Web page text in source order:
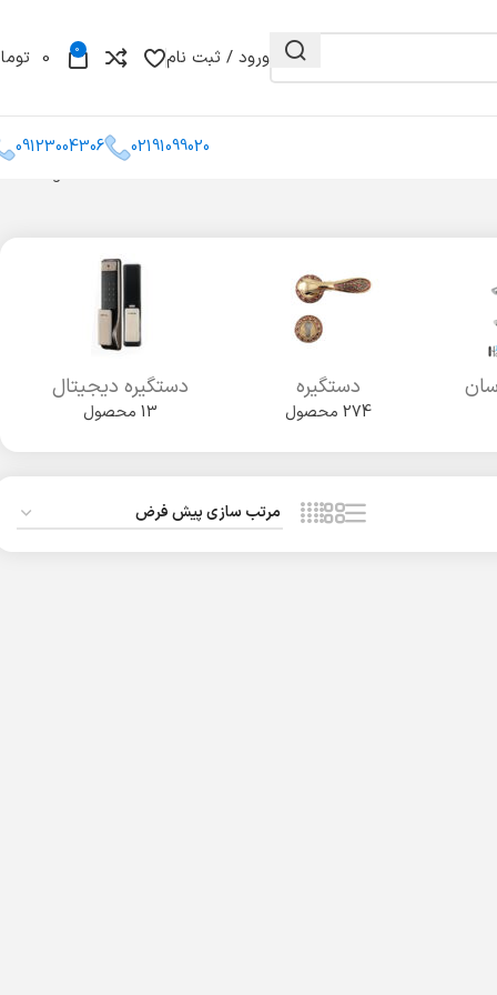
ورود / ثبت نام 0
0
02191099020
09123004306
Showing all 2 results
دستگیره
274 محصول
دستگیره دیجیتال
13 محصول